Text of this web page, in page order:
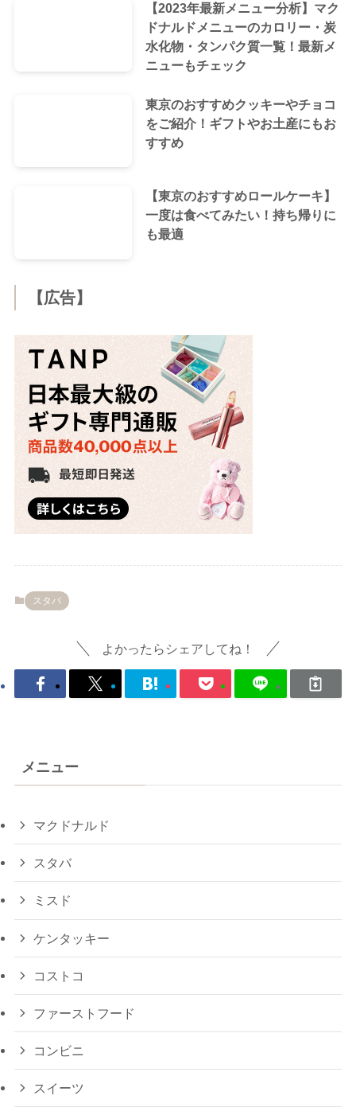
【2023年最新メニュー分析】マク
ドナルドメニューのカロリー・炭
水化物・タンパク質一覧！最新メ
ニューもチェック
東京のおすすめクッキーやチョコ
をご紹介！ギフトやお土産にもお
すすめ
【東京のおすすめロールケーキ】
一度は食べてみたい！持ち帰りに
も最適
【広告】
スタバ
よかったらシェアしてね！
メニュー
マクドナルド
スタバ
ミスド
ケンタッキー
コストコ
ファーストフード
コンビニ
スイーツ